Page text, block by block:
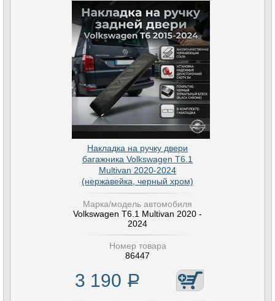
Накладка на ручку двери
багажника Volkswagen T6.1
Multivan 2020-2024
(нержавейка, черный хром)
Марка/модель автомобиля
Volkswagen T6.1 Multivan 2020 -
2024
Номер товара
86447
3 190 Р